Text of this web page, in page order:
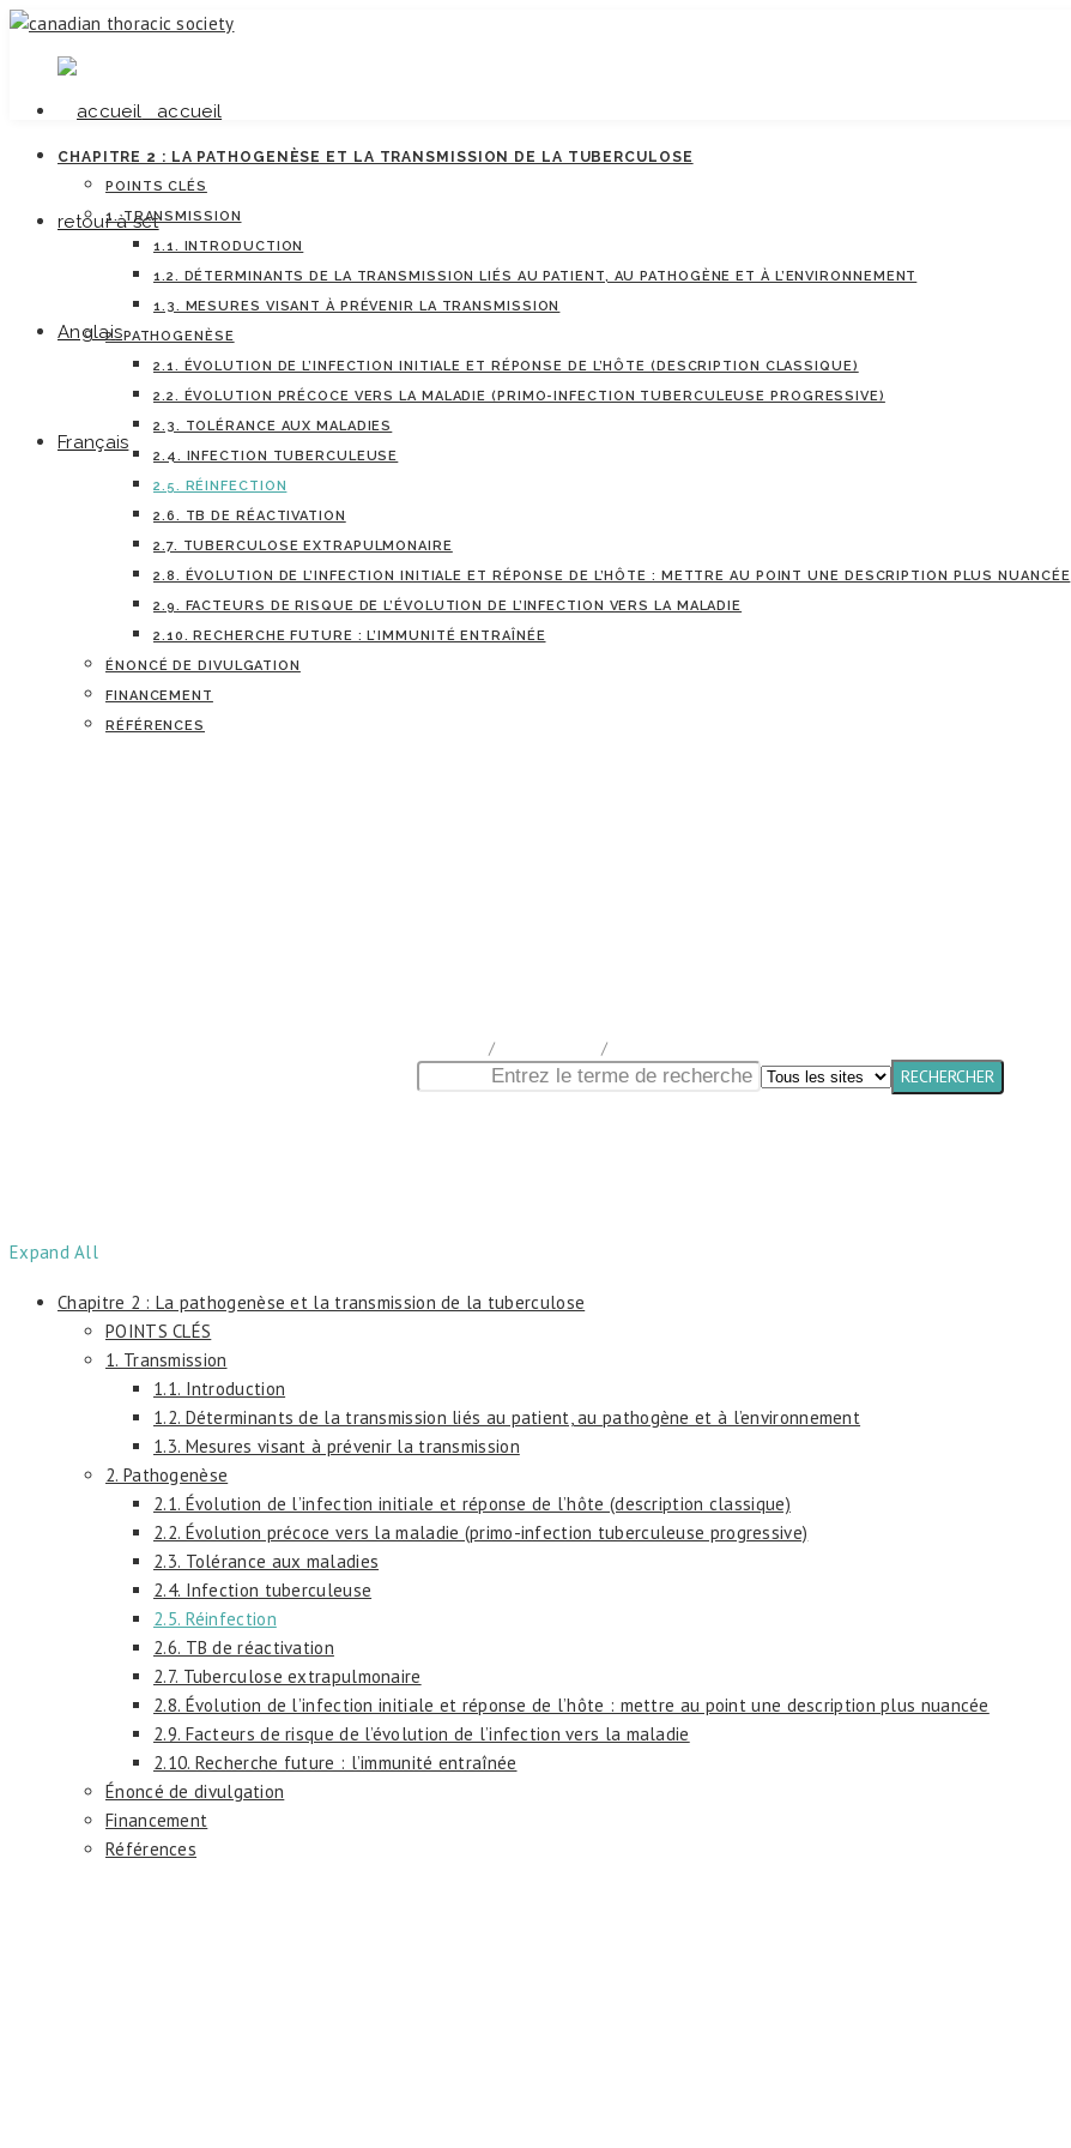
accueil
retour à sct
Anglais
Français
CHAPITRE 2 : LA PATHOGENÈSE ET LA TRANSMISSION DE LA TUBERCULOSE
POINTS CLÉS
1. TRANSMISSION
1.1. INTRODUCTION
1.2. DÉTERMINANTS DE LA TRANSMISSION LIÉS AU PATIENT, AU PATHOGÈNE ET À L’ENVIRONNEMENT
1.3. MESURES VISANT À PRÉVENIR LA TRANSMISSION
2. PATHOGENÈSE
2.1. ÉVOLUTION DE L’INFECTION INITIALE ET RÉPONSE DE L’HÔTE (DESCRIPTION CLASSIQUE)
2.2. ÉVOLUTION PRÉCOCE VERS LA MALADIE (PRIMO-INFECTION TUBERCULEUSE PROGRESSIVE)
2.3. TOLÉRANCE AUX MALADIES
2.4. INFECTION TUBERCULEUSE
2.5. RÉINFECTION
2.6. TB DE RÉACTIVATION
2.7. TUBERCULOSE EXTRAPULMONAIRE
2.8. ÉVOLUTION DE L’INFECTION INITIALE ET RÉPONSE DE L’HÔTE : METTRE AU POINT UNE DESCRIPTION PLUS NUANCÉE
2.9. FACTEURS DE RISQUE DE L’ÉVOLUTION DE L’INFECTION VERS LA MALADIE
2.10. RECHERCHE FUTURE : L’IMMUNITÉ ENTRAÎNÉE
ÉNONCÉ DE DIVULGATION
FINANCEMENT
RÉFÉRENCES
/Documentation /Normes canadiennes pour la lutte antituberculeuse
Expand All
Chapitre 2 : La pathogenèse et la transmission de la tuberculose
POINTS CLÉS
1. Transmission
1.1. Introduction
1.2. Déterminants de la transmission liés au patient, au pathogène et à l’environnement
1.3. Mesures visant à prévenir la transmission
2. Pathogenèse
2.1. Évolution de l’infection initiale et réponse de l’hôte (description classique)
2.2. Évolution précoce vers la maladie (primo-infection tuberculeuse progressive)
2.3. Tolérance aux maladies
2.4. Infection tuberculeuse
2.5. Réinfection
2.6. TB de réactivation
2.7. Tuberculose extrapulmonaire
2.8. Évolution de l’infection initiale et réponse de l’hôte : mettre au point une description plus nuancée
2.9. Facteurs de risque de l’évolution de l’infection vers la maladie
2.10. Recherche future : l’immunité entraînée
Énoncé de divulgation
Financement
Références